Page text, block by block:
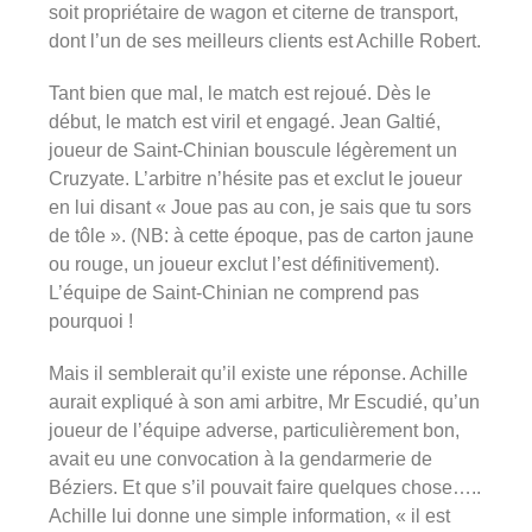
soit propriétaire de wagon et citerne de transport,
dont l’un de ses meilleurs clients est Achille Robert.
Tant bien que mal, le match est rejoué. Dès le
début, le match est viril et engagé. Jean Galtié,
joueur de Saint-Chinian bouscule légèrement un
Cruzyate. L’arbitre n’hésite pas et exclut le joueur
en lui disant « Joue pas au con, je sais que tu sors
de tôle ». (NB: à cette époque, pas de carton jaune
ou rouge, un joueur exclut l’est définitivement).
L’équipe de Saint-Chinian ne comprend pas
pourquoi !
Mais il semblerait qu’il existe une réponse. Achille
aurait expliqué à son ami arbitre, Mr Escudié, qu’un
joueur de l’équipe adverse, particulièrement bon,
avait eu une convocation à la gendarmerie de
Béziers. Et que s’il pouvait faire quelques chose…..
Achille lui donne une simple information, « il est